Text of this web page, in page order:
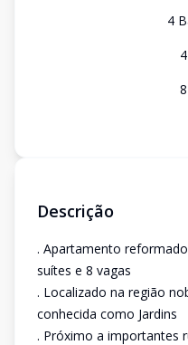
4
4
8
Descrição
. Apartamento
suítes e 8 vagas
. Localizado na região
conhecida como Jardins
. Próximo a importantes